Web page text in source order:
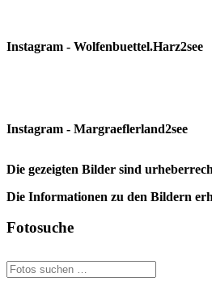
Instagram - Wolfenbuettel.Harz2see
Instagram - Margraeflerland2see
Die gezeigten Bilder sind
Die Informationen zu den Bildern
Fotosuche